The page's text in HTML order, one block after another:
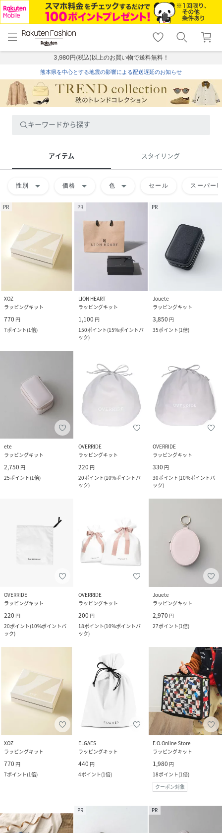
menu home
トップ
shopping_cart lock_outline
ログイン
3,980円(税込)以上のお買い物で送料無料！
熊本県を中心とする地震の影響による配送遅延のお知らせ
キーワードから探す
アイテム スタイリング
性別 arrow_drop_down 価格 arrow_drop_down 色 arrow_drop_down セール スーパー
PR
XOZ
ラッピングキット
770 円
7ポイント(1倍)
PR
LION HEART
ラッピングキット
1,100 円
150ポイント(15%ポイントバ
ック)
PR
Jouete
ラッピングキット
3,850 円
35ポイント(1倍)
ete
ラッピングキット
2,750 円
25ポイント(1倍)
OVERRIDE
ラッピングキット
220 円
20ポイント(10%ポイントバ
ック)
OVERRIDE
ラッピングキット
330 円
30ポイント(10%ポイントバ
ック)
OVERRIDE
ラッピングキット
220 円
20ポイント(10%ポイントバ
ック)
OVERRIDE
ラッピングキット
200 円
18ポイント(10%ポイントバ
ック)
Jouete
ラッピングキット
2,970 円
27ポイント(1倍)
XOZ
ラッピングキット
770 円
7ポイント(1倍)
ELGAES
ラッピングキット
440 円
4ポイント(1倍)
F.O.Online Store
ラッピングキット
1,980 円
18ポイント(1倍)
クーポン対象
PR PR